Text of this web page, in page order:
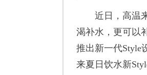
近日，高温来
渴补水，更可以
推出新一代Style
来夏日饮水新